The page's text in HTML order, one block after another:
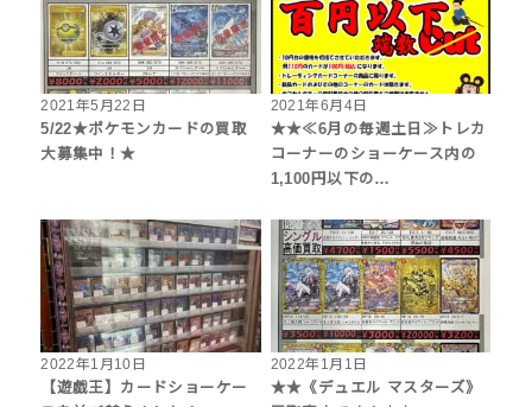
2021年5月22日
5/22★ポケモンカードの買取
大募集中！★
2021年6月4日
★★≪6月の毎週土日≫トレカ
コーナーのショーケース内の
1,100円以下の…
2022年1月10日
【遊戯王】カードショーケー
2022年1月1日
★★《デュエル マスターズ》